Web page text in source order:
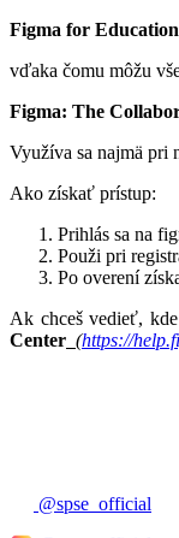
Figma for
vďaka čomu môžu
Figma: The
Využíva sa najmä pri
Ako získať prístup:
Prihlás sa na
Použi pri
Po overení
Ak chceš vedieť,
Center (https://
@spse_official